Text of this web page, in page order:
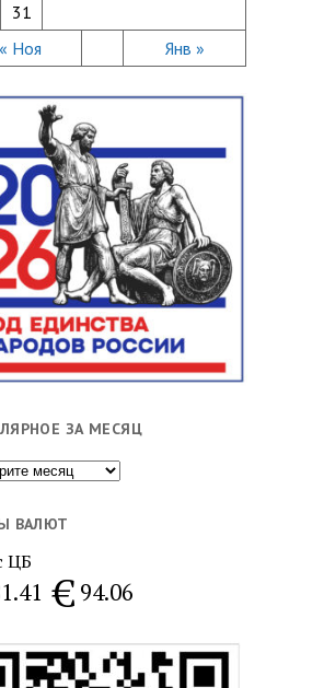
« Ноя Янв »
31
ЗА МЕСЯЦ
ВАЛЮТ
ЦБ
€ 94.06